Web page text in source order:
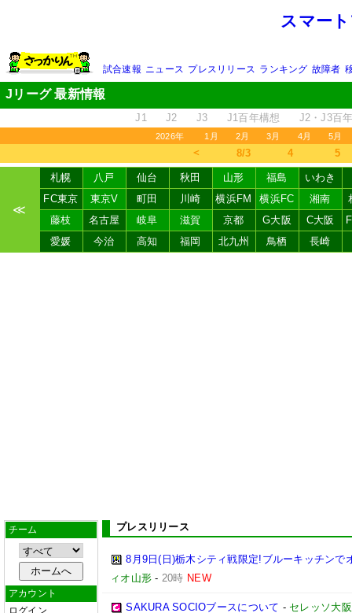
スマー
試合速報 ニュース プレスリリース ランキング 故障者
Jリーグ 最新情報
J1 J2 J3 J1百年構想 J2・J3百
2026年 1月 2月 3月 4月 5月
＜ 8/3 4 5
≪
札幌 八戸 仙台 秋田 山形 福島
いわき
FC東京
東京V 町田 川崎 横浜FM 横浜FC 湘南
藤枝
名古屋 岐阜 滋賀 京都 G大阪 C大阪
愛媛
今治 高知 福岡 北九州 鳥栖 長崎
チーム
アカウント
ログイン
プレスリリース
8月9日(日)栃木シティ戦限定!ブルーキッチンで
ィオ山形 - 20時 NEW
SAKURA SOCIOブースについて - セレッソ大阪